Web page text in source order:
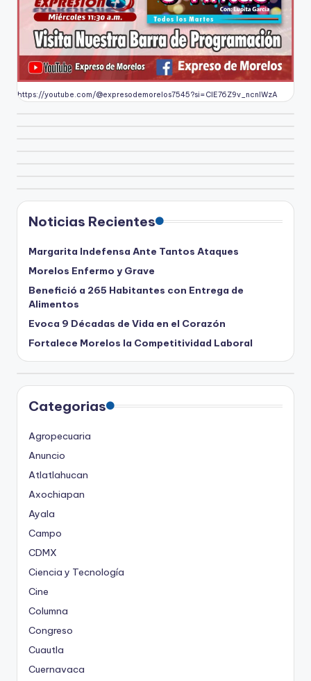
https://youtube.com/@expresodemorelos7545?si=CIE76Z9v_ncnlWzA
Noticias Recientes
Margarita Indefensa Ante Tantos Ataques
Morelos Enfermo y Grave
Benefició a 265 Habitantes con Entrega de
Alimentos
Evoca 9 Décadas de Vida en el Corazón
Fortalece Morelos la Competitividad Laboral
Categorias
Agropecuaria
Anuncio
Atlatlahucan
Axochiapan
Ayala
Campo
CDMX
Ciencia y Tecnología
Cine
Columna
Congreso
Cuautla
Cuernavaca